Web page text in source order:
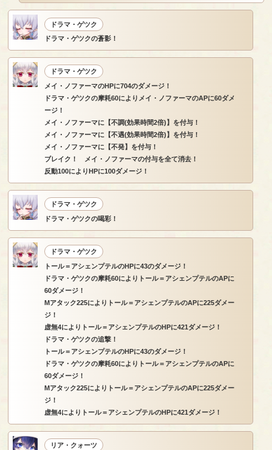
ドラマ・ゲツク
ドラマ・ゲツクの蒼影！
ドラマ・ゲツク
メイ・ノファーマのHPに704のダメージ！
ドラマ・ゲツクの摩耗60によりメイ・ノファーマのAPに60ダメ
ージ！
メイ・ノファーマに【不調(効果時間2倍)】を付与！
メイ・ノファーマに【不遇(効果時間2倍)】を付与！
メイ・ノファーマに【不発】を付与！
ブレイク！ メイ・ノファーマの付与を全て消去！
反動100によりHPに100ダメージ！
ドラマ・ゲツク
ドラマ・ゲツクの喝彩！
ドラマ・ゲツク
トール＝アシェンプテルのHPに43のダメージ！
ドラマ・ゲツクの摩耗60によりトール＝アシェンプテルのAPに
60ダメージ！
Mアタック225によりトール＝アシェンプテルのAPに225ダメー
ジ！
虚無4によりトール＝アシェンプテルのHPに421ダメージ！
ドラマ・ゲツクの追撃！
トール＝アシェンプテルのHPに43のダメージ！
ドラマ・ゲツクの摩耗60によりトール＝アシェンプテルのAPに
60ダメージ！
Mアタック225によりトール＝アシェンプテルのAPに225ダメー
ジ！
虚無4によりトール＝アシェンプテルのHPに421ダメージ！
リア・クォーツ